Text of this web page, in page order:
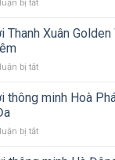
thông
treo
hãng
từ
bị tắt
phơi
gấp
nên
nào
Thanh Xuân
bị tắtở
giàn
Xuân
thông minh Hoà
bị tắtở
giàn